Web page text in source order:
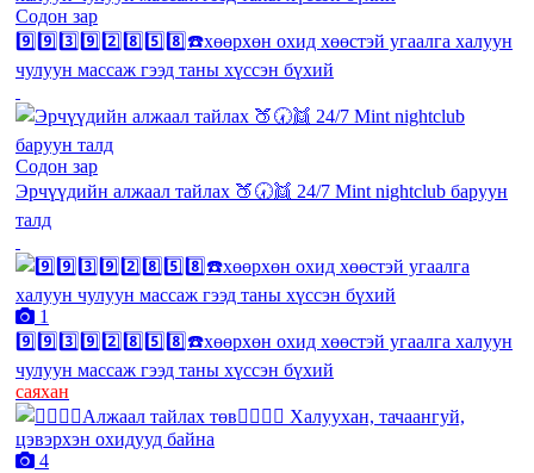
Содон зар
9️⃣9️⃣3️⃣9️⃣2️⃣8️⃣5️⃣8️⃣☎️хөөрхөн охид хөөстэй угаалга халуун
чулуун массаж гээд таны хүссэн бүхий
Содон зар
Эрчүүдийн алжаал тайлах 🍑🕢👯 24/7 Mint nightclub баруун
талд
1
9️⃣9️⃣3️⃣9️⃣2️⃣8️⃣5️⃣8️⃣☎️хөөрхөн охид хөөстэй угаалга халуун
чулуун массаж гээд таны хүссэн бүхий
саяхан
4